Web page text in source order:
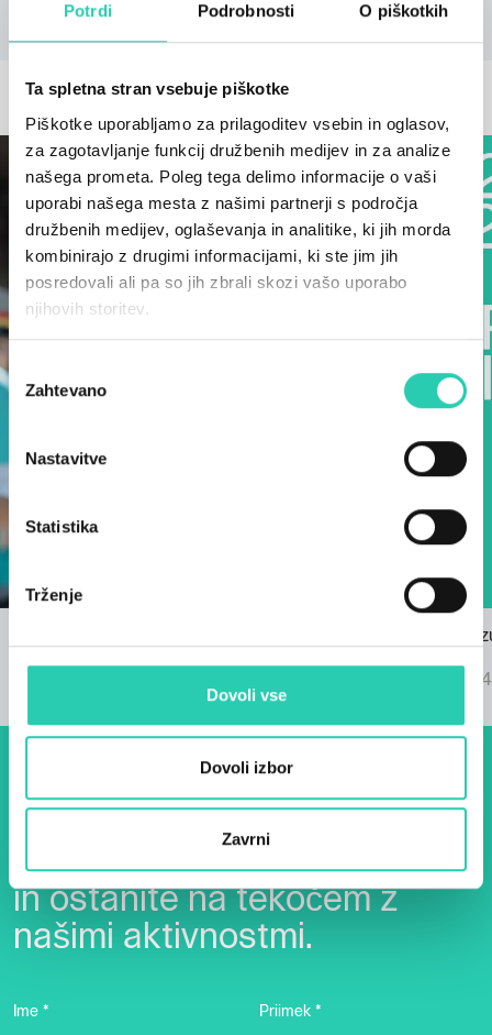
Potrdi Podrobnosti O piškotkih
Ta spletna stran vsebuje piškotke
Piškotke uporabljamo za prilagoditev vsebin in oglasov,
za zagotavljanje funkcij družbenih medijev in za analize
našega prometa. Poleg tega delimo informacije o vaši
uporabi našega mesta z našimi partnerji s področja
družbenih medijev, oglaševanja in analitike, ki jih morda
kombinirajo z drugimi informacijami, ki ste jim jih
posredovali ali pa so jih zbrali skozi vašo uporabo
njihovih storitev.
Izbira
soglasja
Zahtevano
Nastavitve
Statistika
Trženje
Dovoli vse
Dovoli izbor
Zavrni
OSTALE NOVICE
Znani so
04/09/2024
Dogodki, članki in zgodbe iz
evropske prestolnice kulture
– prijavite se na naš novičnik
in ostanite na tekočem z
našimi aktivnostmi.
Ime * Priimek *